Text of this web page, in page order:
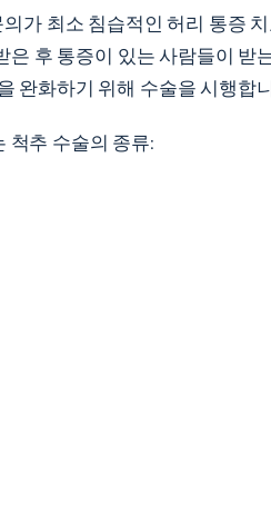
가 최소 침습적인 허리 통증
은 후 통증이 있는 사람들이
완화하기 위해 수술을 시행합
척추 수술의 종류: